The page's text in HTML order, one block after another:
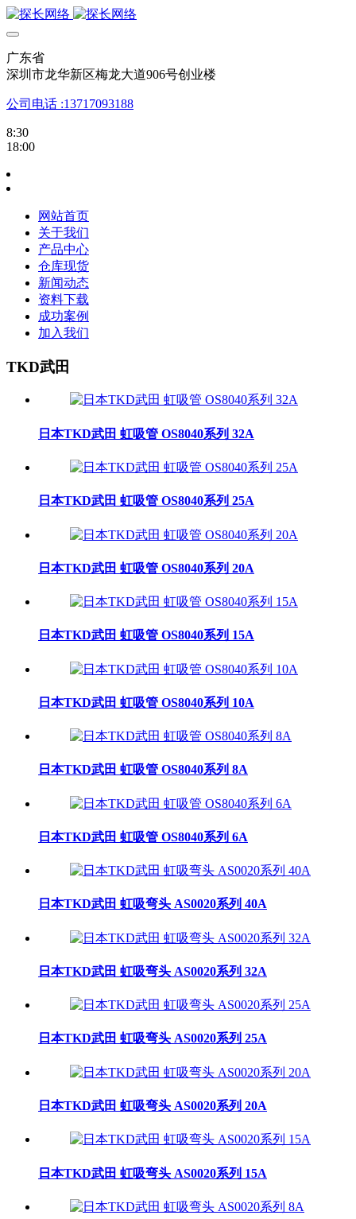
广东省
深圳市龙华新区梅龙大道906号创业楼
公司电话 :13717093188
8:30
18:00
网站首页
关于我们
产品中心
仓库现货
新闻动态
资料下载
成功案例
加入我们
TKD武田
日本TKD武田 虹吸管 OS8040系列 32A
日本TKD武田 虹吸管 OS8040系列 25A
日本TKD武田 虹吸管 OS8040系列 20A
日本TKD武田 虹吸管 OS8040系列 15A
日本TKD武田 虹吸管 OS8040系列 10A
日本TKD武田 虹吸管 OS8040系列 8A
日本TKD武田 虹吸管 OS8040系列 6A
日本TKD武田 虹吸弯头 AS0020系列 40A
日本TKD武田 虹吸弯头 AS0020系列 32A
日本TKD武田 虹吸弯头 AS0020系列 25A
日本TKD武田 虹吸弯头 AS0020系列 20A
日本TKD武田 虹吸弯头 AS0020系列 15A